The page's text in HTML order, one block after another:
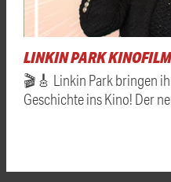
LINKIN PARK KINOFILM
🎬🎸 Linkin Park bringen
Geschichte ins Kino! Der